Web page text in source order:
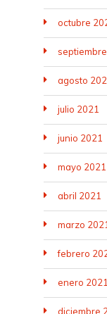
octubre
agosto
julio 2021
junio 2021
mayo 2021
abril 2021
marzo 2021
febrero
enero 2021
diciembre